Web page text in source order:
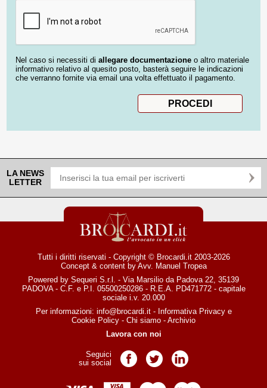
Nel caso si necessiti di allegare documentazione o altro materiale
informativo relativo al quesito posto, basterà seguire le indicazioni
che verranno fornite via email una volta effettuato il pagamento.
LA NEWS
LETTER
Tutti i diritti riservati - Copyright © Brocardi.it 2003-2026
Concept & content by Avv. Manuel Tropea
Powered by Sequeri S.r.l. - Via Marsilio da Padova 22, 35139
PADOVA - C.F. e P.I. 05500250286 - R.E.A. PD471772 - capitale
sociale i.v. 20.000
Per informazioni: info@brocardi.it- Informativa Privacye
Cookie Policy - Chi siamo - Archivio
Lavora con noi
Seguici
sui social
Pagina Facebook
Pagina TwitterPagina LinkedIn